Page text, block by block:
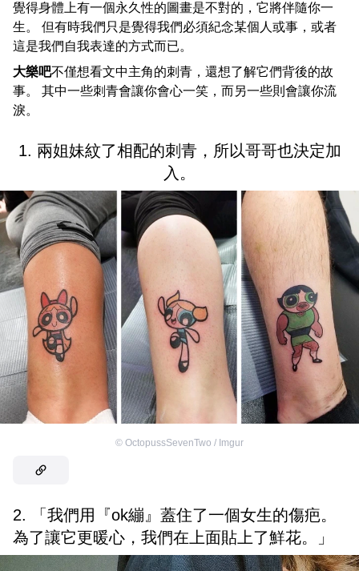
覺得身體上有一個永久性的圖畫是不對的，它將伴隨你一
生。 但有時我們只是覺得我們必須紀念某個人或事，或者
這是我們自我表達的方式而已。
大樂吧不僅想看文中主角的刺青，還想了解它們背後的故
事。 其中一些刺青會讓你會心一笑，而另一些則會讓你流
淚。
1. 兩姐妹紋了相配的刺青，所以哥哥也決定加
入。
© OctopussSevenTwo / Imgur
2. 「我們用『ok繃』蓋住了一個女生的傷疤。
為了讓它更暖心，我們在上面貼上了鮮花。」